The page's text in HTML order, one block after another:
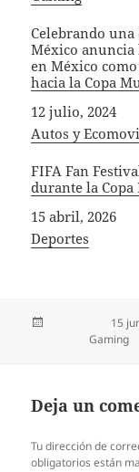
Celebrando
México
en México
hacia la Copa
Fecha
12 julio, 2024
In relation to
Autos y
FIFA Fan
durante la
Fecha
15 abril, 2026
In relation to
Deportes
15
CategoríasGaming
Deja un
Tu dirección de
obligatorios están